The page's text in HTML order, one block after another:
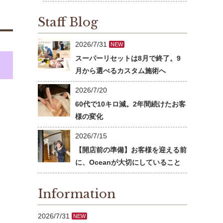
Staff Blog
2026/7/31 NEW
スーパーリセットは8月で終了。9
月から選べるカスタム施術へ
2026/7/20
60代で10キロ減。2年間続けたお客
様の変化
2026/7/15
【開店前の準備】お客様を迎える前
に、Oceanが大切にしていること
Information
2026/7/31 NEW